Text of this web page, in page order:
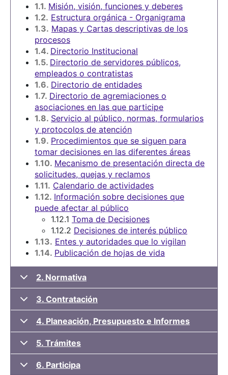
1.1. Misión, visión, funciones y deberes
1.2. Estructura orgánica - Organigrama
1.3. Mapas y Cartas descriptivas de los
procesos
1.4. Directorio Institucional
1.5. Directorio de servidores públicos,
empleados o contratistas
1.6. Directorio de entidades
1.7. Directorio de agremiaciones o
asociaciones en las que participe
1.8. Servicio al público, normas, formularios
y protocolos de atención
1.9. Procedimientos que se siguen para
tomar decisiones en las diferentes áreas
1.10. Mecanismo de presentación directa de
solicitudes, quejas y reclamos
1.11. Calendario de actividades
1.12. Información sobre decisiones que
puede afectar al público
1.12.1 Toma de Decisiones
1.12.2 Decisiones de interés público
1.13. Entes y autoridades que lo vigilan
1.14. Publicación de hojas de vida
2. Normativa
3. Contratación
4. Planeación, Presupuesto e Informes
5. Trámites
6. Participa